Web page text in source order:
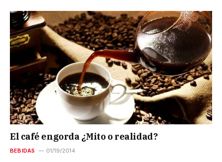
El café engorda ¿Mito o realidad?
BEBIDAS 01/19/2014